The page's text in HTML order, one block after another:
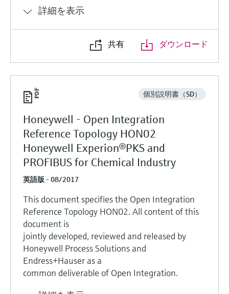
詳細を表示
共有 ダウンロード
個別説明書（SD）
Honeywell - Open Integration
Reference Topology HON02
Honeywell Experion®PKS and
PROFIBUS for Chemical Industry
英語版 - 08/2017
This document specifies the Open Integration
Reference Topology HON02. All content of this
document is
jointly developed, reviewed and released by
Honeywell Process Solutions and
Endress+Hauser as a
common deliverable of Open Integration.